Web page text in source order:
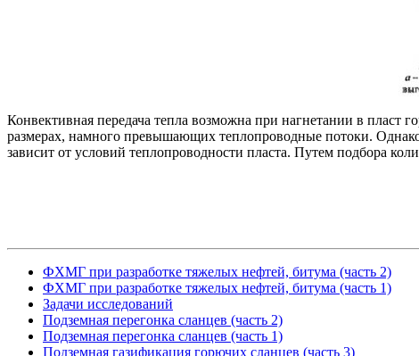
Конвективная передача тепла возможна при нагнетании в пласт
размерах, намного превышающих теплопроводные потоки.
зависит от условий теплопроводности пласта. Путем подбора
ФХМГ при разработке тяжелых нефтей, битума (часть 2)
ФХМГ при разработке тяжелых нефтей, битума (часть 1)
Задачи исследований
Подземная перегонка сланцев (часть 2)
Подземная перегонка сланцев (часть 1)
Подземная газификация горючих сланцев (часть 3)